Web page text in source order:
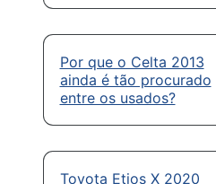
Por que o Celta 2013
ainda é tão procurado
entre os usados?
Toyota Etios X 2020